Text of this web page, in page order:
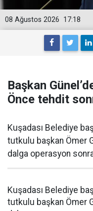
17:18
08 Ağustos 2026
Başkan
Önce tehdit
Kuşadası Belediye
tutkulu başkan Ömer
dalga operasyon
Kuşadası Belediye
tutkulu başkan Ömer